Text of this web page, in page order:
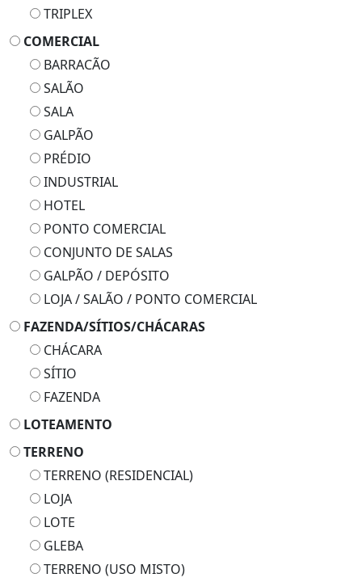
TRIPLEX
COMERCIAL
BARRACÃO
SALÃO
SALA
GALPÃO
PRÉDIO
INDUSTRIAL
HOTEL
PONTO COMERCIAL
CONJUNTO DE SALAS
GALPÃO / DEPÓSITO
LOJA / SALÃO / PONTO COMERCIAL
FAZENDA/SÍTIOS/CHÁCARAS
CHÁCARA
SÍTIO
FAZENDA
LOTEAMENTO
TERRENO
TERRENO (RESIDENCIAL)
LOJA
LOTE
GLEBA
TERRENO (USO MISTO)